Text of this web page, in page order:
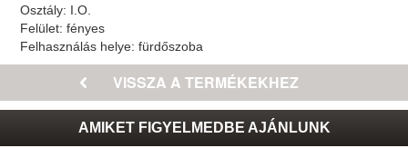
Osztály: I.O.
Felület:fényes
Felhasználás helye:fürdőszoba
AMIKET FIGYELMEDBE AJÁNLUNK